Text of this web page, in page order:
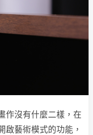
作沒有什麼二樣，在
啟藝術模式的功能，